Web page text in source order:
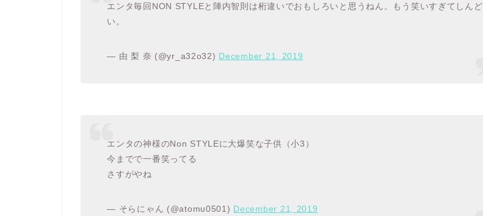
エンタ毎回NON STYLEと陣内智則は桁違いでおもしろいと思うねん。もう笑いすぎてしんど
い。
— 由 梨 奈 (@yr_a32o32) December 21, 2019
エンタの神様のNon STYLEに大爆笑な子供（小3）
今までで一番笑ってる
さすがやね
— そらにゃん (@atomu0501) December 21, 2019